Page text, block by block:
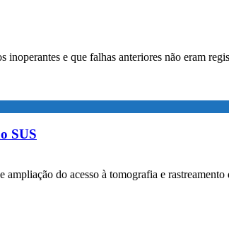
e que falhas anteriores não eram
SUS
do acesso à tomografia e